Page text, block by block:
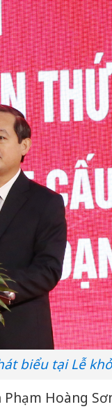
biểu tại Lễ
Hoàng